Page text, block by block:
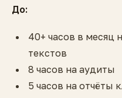
До:
40+ часов в месяц
текстов
8 часов на аудиты
5 часов на отчёты